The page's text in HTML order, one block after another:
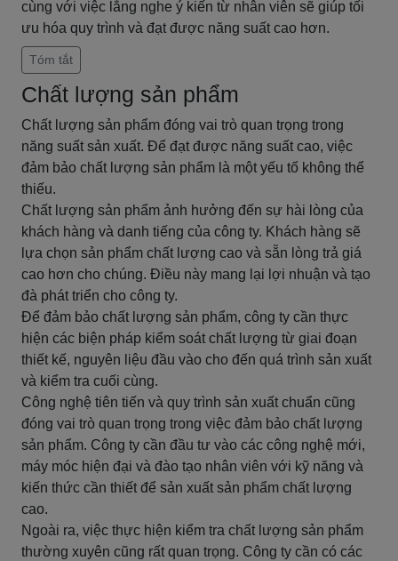
cùng với việc lắng nghe ý kiến từ nhân viên sẽ giúp tối
ưu hóa quy trình và đạt được năng suất cao hơn.
Tóm tắt
Chất lượng sản phẩm
Chất lượng sản phẩm đóng vai trò quan trọng trong
năng suất sản xuất. Để đạt được năng suất cao, việc
đảm bảo chất lượng sản phẩm là một yếu tố không thể
thiếu.
Chất lượng sản phẩm ảnh hưởng đến sự hài lòng của
khách hàng và danh tiếng của công ty. Khách hàng sẽ
lựa chọn sản phẩm chất lượng cao và sẵn lòng trả giá
cao hơn cho chúng. Điều này mang lại lợi nhuận và tạo
đà phát triển cho công ty.
Để đảm bảo chất lượng sản phẩm, công ty cần thực
hiện các biện pháp kiểm soát chất lượng từ giai đoạn
thiết kế, nguyên liệu đầu vào cho đến quá trình sản xuất
và kiểm tra cuối cùng.
Công nghệ tiên tiến và quy trình sản xuất chuẩn cũng
đóng vai trò quan trọng trong việc đảm bảo chất lượng
sản phẩm. Công ty cần đầu tư vào các công nghệ mới,
máy móc hiện đại và đào tạo nhân viên với kỹ năng và
kiến thức cần thiết để sản xuất sản phẩm chất lượng
cao.
Ngoài ra, việc thực hiện kiểm tra chất lượng sản phẩm
thường xuyên cũng rất quan trọng. Công ty cần có các